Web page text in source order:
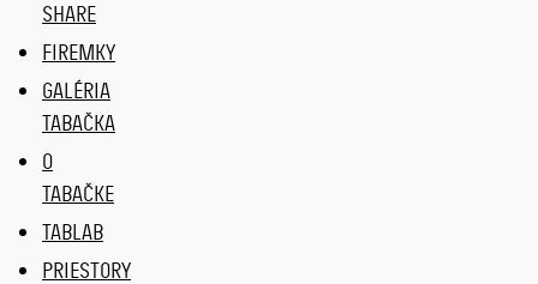
SHARE
FIREMKY
GALÉRIA
TABAČKA
O
TABAČKE
TABLAB
PRIESTORY